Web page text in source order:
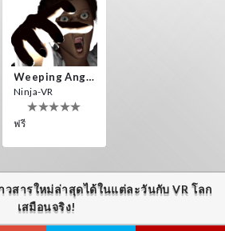
Weeping Angels VR
Ninja-VR
ฟรี
วสารใหม่ล่าสุดได้ในแต่ละวันกับ VR โลก
เสมือนจริง!